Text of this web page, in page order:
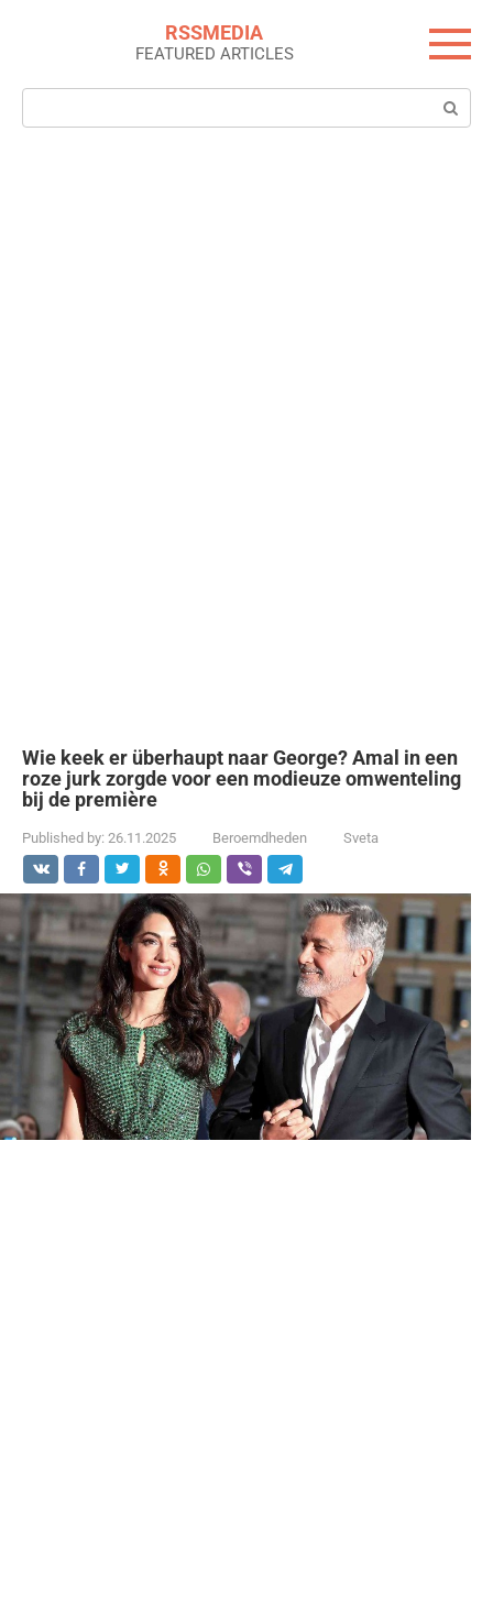
RSSMEDIA
FEATURED ARTICLES
Search:
Wie keek er überhaupt naar George? Amal in een
roze jurk zorgde voor een modieuze omwenteling
bij de première
Published by: 26.11.2025 Beroemdheden Sveta